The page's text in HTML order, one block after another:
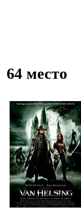
64 место